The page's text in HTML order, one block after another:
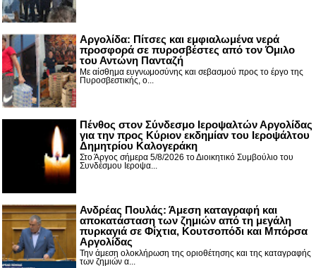
Αργολίδα: Πίτσες και εμφιαλωμένα νερά
προσφορά σε πυροσβέστες από τον Όμιλο
του Αντώνη Πανταζή
Με αίσθημα ευγνωμοσύνης και σεβασμού προς το έργο της
Πυροσβεστικής, ο...
Πένθος στον Σύνδεσμο Ιεροψαλτών Αργολίδας
για την προς Κύριον εκδημίαν του Ιεροψάλτου
Δημητρίου Καλογεράκη
Στο Άργος σήμερα 5/8/2026 το Διοικητικό Συμβούλιο του
Συνδέσμου Ιεροψα...
Ανδρέας Πουλάς: Άμεση καταγραφή και
αποκατάσταση των ζημιών από τη μεγάλη
πυρκαγιά σε Φίχτια, Κουτσοπόδι και Μπόρσα
Αργολίδας
Την άμεση ολοκλήρωση της οριοθέτησης και της καταγραφής
των ζημιών α...